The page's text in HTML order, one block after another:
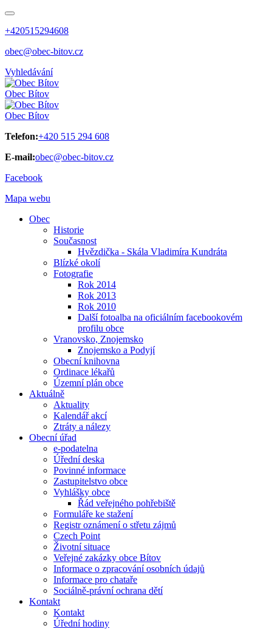
+420515294608
obec@obec-bitov.cz
Vyhledávání
Obec Bítov
Obec Bítov
Telefon:+420 515 294 608
E-mail:obec@obec-bitov.cz
Facebook
Mapa webu
Obec
Historie
Současnost
Hvězdička - Skála Vladimíra Kundráta
Blízké okolí
Fotografie
Rok 2014
Rok 2013
Rok 2010
Další fotoalba na oficiálním facebookovém
profilu obce
Vranovsko, Znojemsko
Znojemsko a Podyjí
Obecní knihovna
Ordinace lékařů
Územní plán obce
Aktuálně
Aktuality
Kalendář akcí
Ztráty a nálezy
Obecní úřad
e-podatelna
Úřední deska
Povinné informace
Zastupitelstvo obce
Vyhlášky obce
Řád veřejného pohřebiště
Formuláře ke stažení
Registr oznámení o střetu zájmů
Czech Point
Životní situace
Veřejné zakázky obce Bítov
Informace o zpracování osobních údajů
Informace pro chataře
Sociálně-právní ochrana dětí
Kontakt
Kontakt
Úřední hodiny